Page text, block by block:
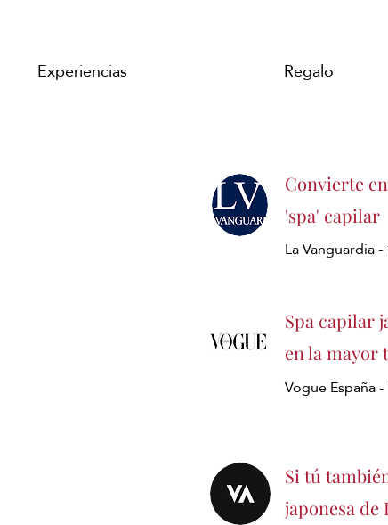
Experiencias Regalo
Convierte
'spa' capilar
La Vanguardia
Spa capilar
en la mayor
Vogue España
Si tú
japonesa de